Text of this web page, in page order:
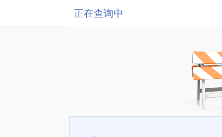
正在查询中